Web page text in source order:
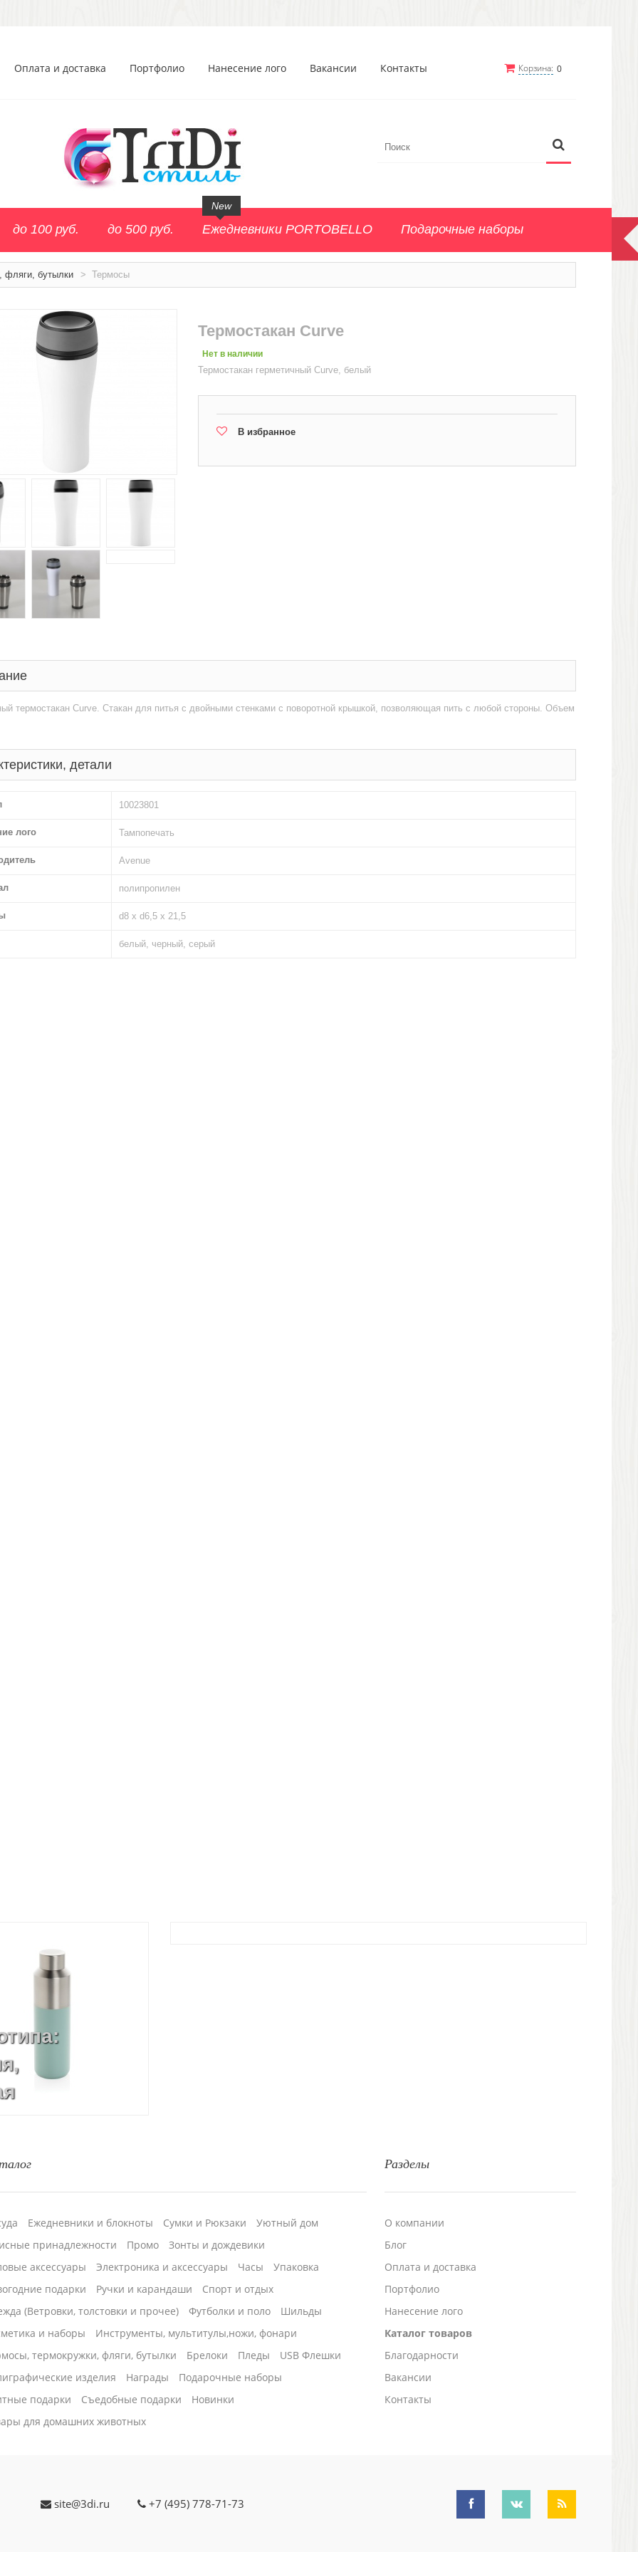
Корзина: 0
Оплата и доставка Портфолио Нанесение лого Вакансии Контакты
до 100 руб. до 500 руб. Ежедневники PORTOBELLO
New
Подарочные наборы
фляги, бутылки > Термосы
Термостакан Curve
Нет в наличии
Термостакан герметичный Curve, белый
В избранное
термостакан Curve. Стакан для питья с двойными стенками с поворотной крышкой, позволяющая пить с любой стороны. Объем
детали
10023801
лого Тампопечать
Avenue
полипропилен
d8 х d6,5 х 21,5
белый, черный, серый
Разделы
О компании
Блог
Оплата и доставка
Портфолио
Нанесение лого
Каталог товаров
Благодарности
Вакансии
Контакты
Ежедневники и блокноты Сумки и Рюкзаки
Уютный дом
принадлежности
Промо
Зонты и дождевики
аксессуары
Электроника и аксессуары Часы
Упаковка
подарки
Ручки и карандаши
Спорт и отдых
(Ветровки, толстовки и прочее)
Футболки и поло
Шильды
и наборы
Инструменты, мультитулы,ножи, фонари
термокружки, фляги, бутылки
Брелоки Пледы
USB Флешки
изделия
Награды
Подарочные наборы
подарки
Cъедобные подарки
Новинки
для домашних животных
site@3di.ru +7 (495) 778-71-73